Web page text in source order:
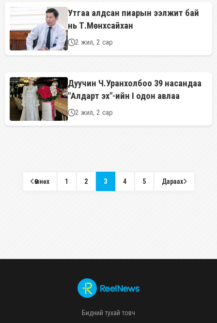
Утгаа алдсан пиарын ээлжит бай
нь Т.Мөнхсайхан
2 жил, 2 сар
Дуучин Ч.Уранхолбоо 39 насандаа
"Алдарт эх"-ийн I одон авлаа
2 жил, 2 сар
Өмнөх 1 2 3 4 5 Дараах
Бидний тухай товч